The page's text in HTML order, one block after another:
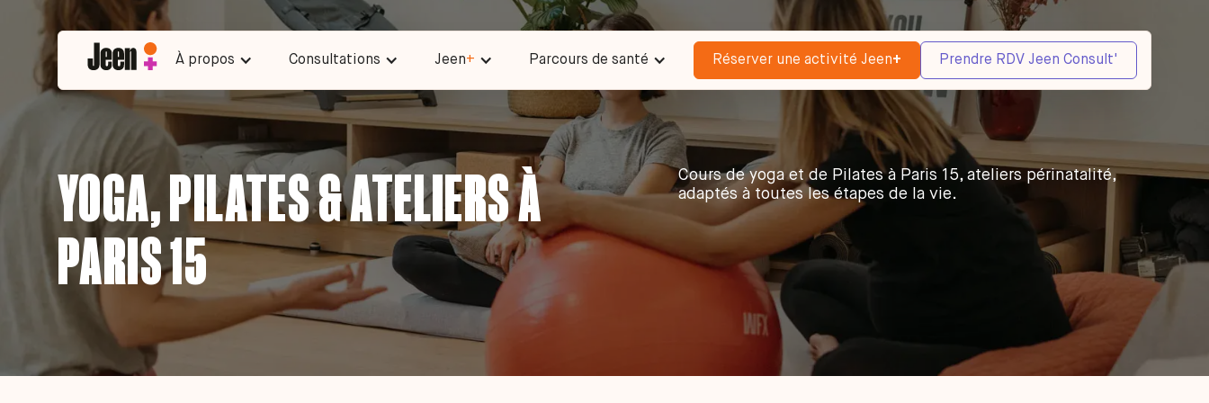
Réserver une activité Jeen+ Prendre RDV Jeen Consult'
À propos Consultations Jeen+ Parcours de santé
YOGA, PILATES & ATELIERS À
PARIS 15
Cours de yoga et de Pilates à Paris 15, ateliers périnatalité,
adaptés à toutes les étapes de la vie.